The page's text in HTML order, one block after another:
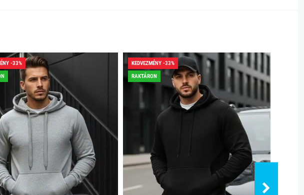
-33%
KEDVEZMÉNY -33%
RAKTÁRON